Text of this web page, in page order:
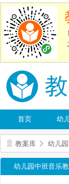
首页 幼
教案库 幼儿园
幼儿园中班音乐